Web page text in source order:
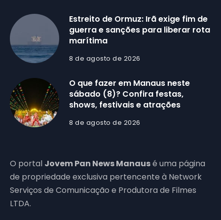
Estreito de Ormuz: Irã exige fim de
guerra e sanções para liberar rota
marítima
8 de agosto de 2026
O que fazer em Manaus neste
sábado (8)? Confira festas,
shows, festivais e atrações
8 de agosto de 2026
O portal Jovem Pan News Manausé uma página
de propriedade exclusiva pertencente à Network
Serviços de Comunicação e Produtora de Filmes
LTDA.